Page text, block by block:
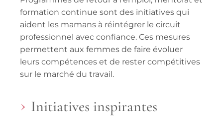
formation continue sont des initiatives qui
aident les mamans à réintégrer le circuit
professionnel avec confiance. Ces mesures
permettent aux femmes de faire évoluer
leurs compétences et de rester compétitives
sur le marché du travail.
Initiatives inspirantes